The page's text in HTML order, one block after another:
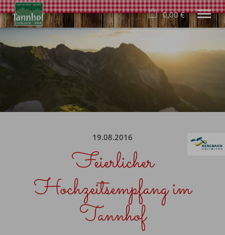
22. bis 29. August
Wohnen
+49 8322 940 640
0,00 €
Warenkorb ist leer
19.08.2016
Feierlicher
Hochzeitsempfang im
Tannhof